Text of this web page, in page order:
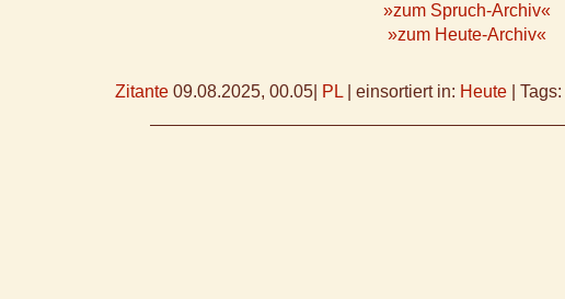
»zum Spruch-Archiv«
»zum Heute-Archiv«
Zitante 09.08.2025, 00.05 PL einsortiert in: Heute Tags: